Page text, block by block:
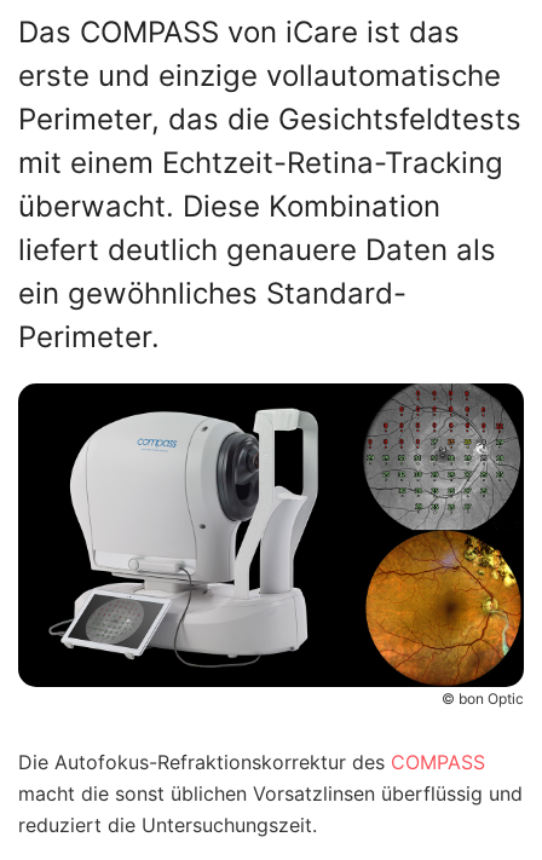
Das COMPASS von iCare ist das
erste und einzige vollautomatische
Perimeter, das die Gesichtsfeldtests
mit einem Echtzeit-Retina-Tracking
überwacht. Diese Kombination
liefert deutlich genauere Daten als
ein gewöhnliches Standard-
Perimeter.
© bon Optic
Die Autofokus-Refraktionskorrektur des COMPASS
macht die sonst üblichen Vorsatzlinsen überflüssig und
reduziert die Untersuchungszeit.